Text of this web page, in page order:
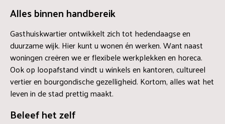
Alles binnen handbereik
Gasthuiskwartier ontwikkelt zich tot hedendaagse en
duurzame wijk. Hier kunt u wonen én werken. Want naast
woningen creëren we er flexibele werkplekken en horeca.
Ook op loopafstand vindt u winkels en kantoren, cultureel
vertier en bourgondische gezelligheid. Kortom, alles wat het
leven in de stad prettig maakt.
Beleef het zelf